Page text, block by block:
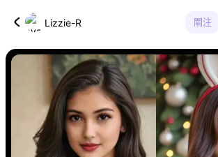
Lizzie-R 關注